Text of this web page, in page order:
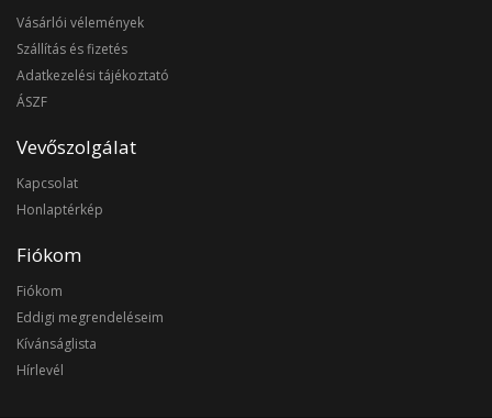
Vásárlói vélemények
Szállítás és fizetés
Adatkezelési tájékoztató
ÁSZF
Vevőszolgálat
Kapcsolat
Honlaptérkép
Fiókom
Fiókom
Eddigi megrendeléseim
Kívánságlista
Hírlevél